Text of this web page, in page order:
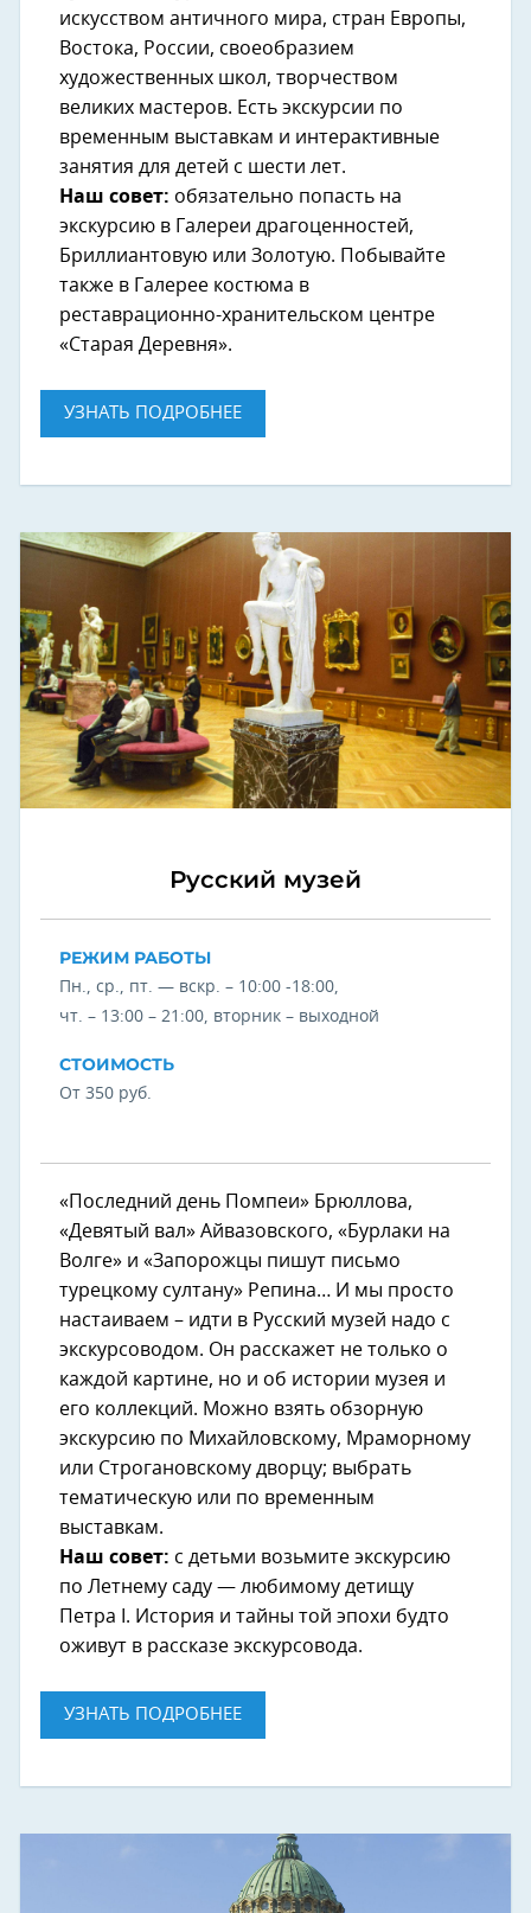
искусством античного мира, стран Европы,
Востока, России, своеобразием
художественных школ, творчеством
великих мастеров. Есть экскурсии по
временным выставкам и интерактивные
занятия для детей с шести лет.
Наш совет: обязательно попасть на
экскурсию в Галереи драгоценностей,
Бриллиантовую или Золотую. Побывайте
также в Галерее костюма в
реставрационно-хранительском центре
«Старая Деревня».
УЗНАТЬ ПОДРОБНЕЕ
Русский музей
РЕЖИМ РАБОТЫ
Пн., ср., пт. — вскр. – 10:00 -18:00,
чт. – 13:00 – 21:00, вторник – выходной
СТОИМОСТЬ
От 350 руб.
«Последний день Помпеи» Брюллова,
«Девятый вал» Айвазовского, «Бурлаки на
Волге» и «Запорожцы пишут письмо
турецкому султану» Репина… И мы просто
настаиваем – идти в Русский музей надо с
экскурсоводом. Он расскажет не только о
каждой картине, но и об истории музея и
его коллекций. Можно взять обзорную
экскурсию по Михайловскому, Мраморному
или Строгановскому дворцу; выбрать
тематическую или по временным
выставкам.
Наш совет: с детьми возьмите экскурсию
по Летнему саду — любимому детищу
Петра I. История и тайны той эпохи будто
оживут в рассказе экскурсовода.
УЗНАТЬ ПОДРОБНЕЕ